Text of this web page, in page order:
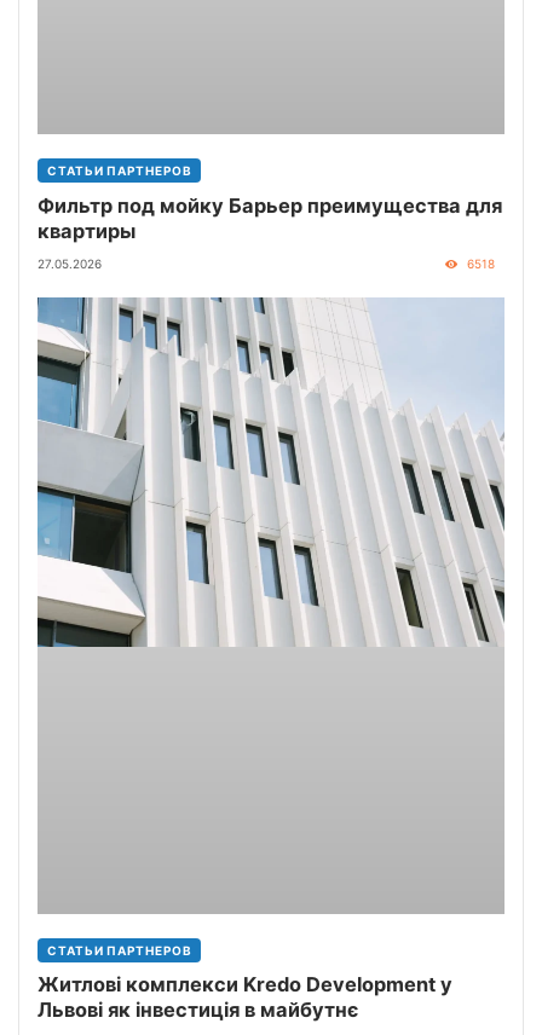
СТАТЬИ ПАРТНЕРОВ
Фильтр под мойку Барьер преимущества для
квартиры
27.05.2026 6518
СТАТЬИ ПАРТНЕРОВ
Житлові комплекси Kredo Development у
Львові як інвестиція в майбутнє